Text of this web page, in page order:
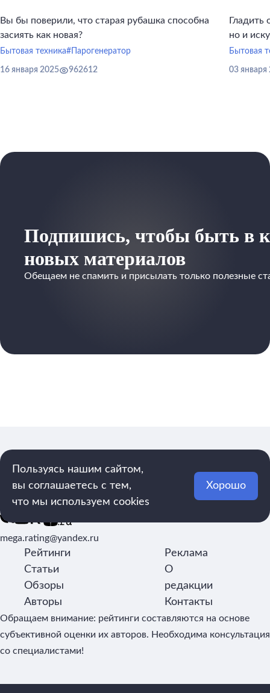
Вы бы поверили, что старая рубашка способна
засиять как новая?
Бытовая техника#Парогенератор
16 января 2025 962612
Гладить
но и
Бытовая
03 января
Подпишись, чтобы быть в
новых материалов
Обещаем не спамить и присылать только полезные
Рейтинги, обзоры и новости о товарах
mega.rating@yandex.ru
Рейтинги
Статьи
Обзоры
Авторы
Реклама
О
редакции
Контакты
Обращаем внимание: рейтинги составляются на основе
субъективной оценки их авторов. Необходима консультация
со специалистами!
Пользуясь нашим сайтом,
вы соглашаетесь с тем,
что мы используем cookies
Хорошо